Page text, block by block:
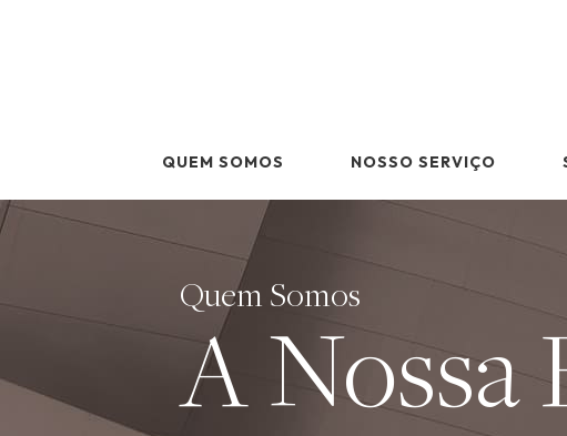
QUEM SOMOS NOSSO SERVIÇO
Quem Somos
A Nossa